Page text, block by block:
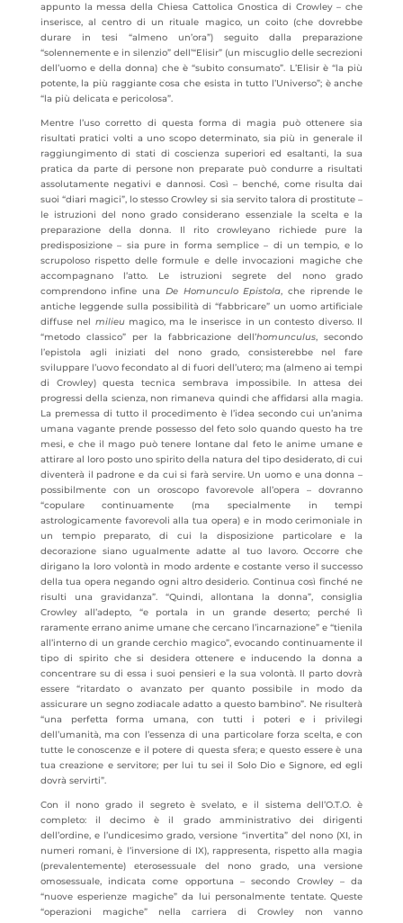
appunto la messa della Chiesa Cattolica Gnostica di Crowley – che
inserisce, al centro di un rituale magico, un coito (che dovrebbe
durare in tesi “almeno un’ora”) seguito dalla preparazione
“solennemente e in silenzio” dell’“Elisir” (un miscuglio delle secrezioni
dell’uomo e della donna) che è “subito consumato”. L’Elisir è “la più
potente, la più raggiante cosa che esista in tutto l’Universo”; è anche
“la più delicata e pericolosa”.
Mentre l’uso corretto di questa forma di magia può ottenere sia
risultati pratici volti a uno scopo determinato, sia più in generale il
raggiungimento di stati di coscienza superiori ed esaltanti, la sua
pratica da parte di persone non preparate può condurre a risultati
assolutamente negativi e dannosi. Così – benché, come risulta dai
suoi “diari magici”, lo stesso Crowley si sia servito talora di prostitute –
le istruzioni del nono grado considerano essenziale la scelta e la
preparazione della donna. Il rito crowleyano richiede pure la
predisposizione – sia pure in forma semplice – di un tempio, e lo
scrupoloso rispetto delle formule e delle invocazioni magiche che
accompagnano l’atto. Le istruzioni segrete del nono grado
comprendono infine una De Homunculo Epistola, che riprende le
antiche leggende sulla possibilità di “fabbricare” un uomo artificiale
diffuse nel milieumagico, ma le inserisce in un contesto diverso. Il
“metodo classico” per la fabbricazione dell’homunculus, secondo
l’epistola agli iniziati del nono grado, consisterebbe nel fare
sviluppare l’uovo fecondato al di fuori dell’utero; ma (almeno ai tempi
di Crowley) questa tecnica sembrava impossibile. In attesa dei
progressi della scienza, non rimaneva quindi che affidarsi alla magia.
La premessa di tutto il procedimento è l’idea secondo cui un’anima
umana vagante prende possesso del feto solo quando questo ha tre
mesi, e che il mago può tenere lontane dal feto le anime umane e
attirare al loro posto uno spirito della natura del tipo desiderato, di cui
diventerà il padrone e da cui si farà servire. Un uomo e una donna –
possibilmente con un oroscopo favorevole all’opera – dovranno
“copulare continuamente (ma specialmente in tempi
astrologicamente favorevoli alla tua opera) e in modo cerimoniale in
un tempio preparato, di cui la disposizione particolare e la
decorazione siano ugualmente adatte al tuo lavoro. Occorre che
dirigano la loro volontà in modo ardente e costante verso il successo
della tua opera negando ogni altro desiderio. Continua così finché ne
risulti una gravidanza”. “Quindi, allontana la donna”, consiglia
Crowley all’adepto, “e portala in un grande deserto; perché lì
raramente errano anime umane che cercano l’incarnazione” e “tienila
all’interno di un grande cerchio magico”, evocando continuamente il
tipo di spirito che si desidera ottenere e inducendo la donna a
concentrare su di essa i suoi pensieri e la sua volontà. Il parto dovrà
essere “ritardato o avanzato per quanto possibile in modo da
assicurare un segno zodiacale adatto a questo bambino”. Ne risulterà
“una perfetta forma umana, con tutti i poteri e i privilegi
dell’umanità, ma con l’essenza di una particolare forza scelta, e con
tutte le conoscenze e il potere di questa sfera; e questo essere è una
tua creazione e servitore; per lui tu sei il Solo Dio e Signore, ed egli
dovrà servirti”.
Con il nono grado il segreto è svelato, e il sistema dell’O.T.O. è
completo: il decimo è il grado amministrativo dei dirigenti
dell’ordine, e l’undicesimo grado, versione “invertita” del nono (XI, in
numeri romani, è l’inversione di IX), rappresenta, rispetto alla magia
(prevalentemente) eterosessuale del nono grado, una versione
omosessuale, indicata come opportuna – secondo Crowley – da
“nuove esperienze magiche” da lui personalmente tentate. Queste
“operazioni magiche” nella carriera di Crowley non vanno